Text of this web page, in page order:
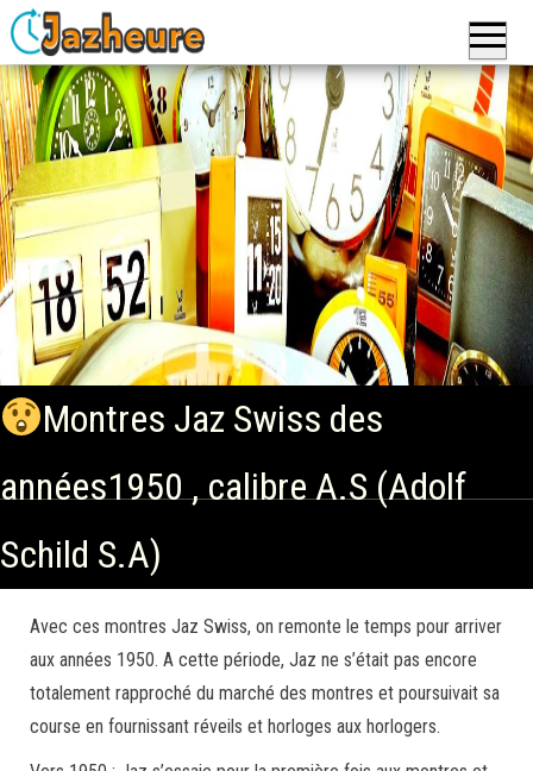
Jazheure
: Réveils,
Montres
et
Horloges,
pendules
de la
marque
Jaz
Montres Jaz Swiss des
années1950 , calibre A.S (Adolf
Schild S.A)
Avec ces montres Jaz Swiss, on remonte le temps pour arriver
aux années 1950. A cette période, Jaz ne s’était pas encore
totalement rapproché du marché des montres et poursuivait sa
course en fournissant réveils et horloges aux horlogers.